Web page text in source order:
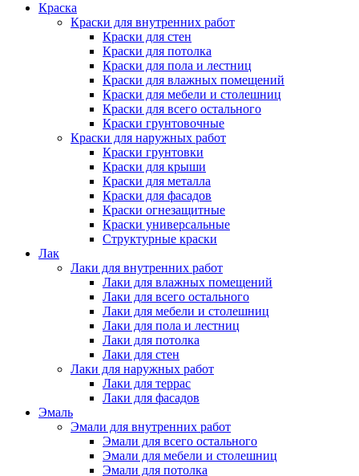
Краска
Краски для внутренних работ
Краски для стен
Краски для потолка
Краски для пола и лестниц
Краски для влажных помещений
Краски для мебели и столешниц
Краски для всего остального
Краски грунтовочные
Краски для наружных работ
Краски грунтовки
Краски для крыши
Краски для металла
Краски для фасадов
Краски огнезащитные
Краски универсальные
Структурные краски
Лак
Лаки для внутренних работ
Лаки для влажных помещений
Лаки для всего остального
Лаки для мебели и столешниц
Лаки для пола и лестниц
Лаки для потолка
Лаки для стен
Лаки для наружных работ
Лаки для террас
Лаки для фасадов
Эмаль
Эмали для внутренних работ
Эмали для всего остального
Эмали для мебели и столешниц
Эмали для потолка